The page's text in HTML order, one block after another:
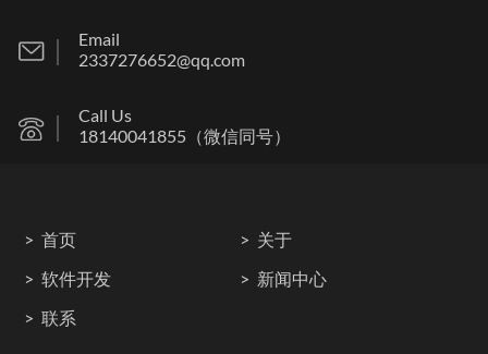
Email
2337276652@qq.com
Call Us
18140041855（微信同号）
首页
关于
软件开发
新闻中心
联系